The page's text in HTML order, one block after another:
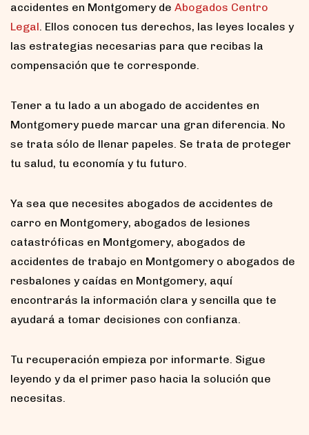
accidentes en Montgomery de Abogados Centro
Legal. Ellos conocen tus derechos, las leyes locales y
las estrategias necesarias para que recibas la
compensación que te corresponde.
Tener a tu lado a un abogado de accidentes en
Montgomery puede marcar una gran diferencia. No
se trata sólo de llenar papeles. Se trata de proteger
tu salud, tu economía y tu futuro.
Ya sea que necesites abogados de accidentes de
carro en Montgomery, abogados de lesiones
catastróficas en Montgomery, abogados de
accidentes de trabajo en Montgomery o abogados de
resbalones y caídas en Montgomery, aquí
encontrarás la información clara y sencilla que te
ayudará a tomar decisiones con confianza.
Tu recuperación empieza por informarte. Sigue
leyendo y da el primer paso hacia la solución que
necesitas.